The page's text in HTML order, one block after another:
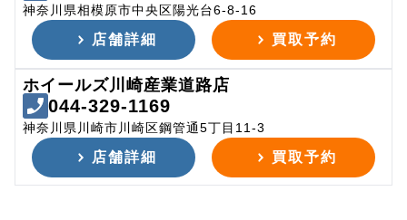
神奈川県相模原市中央区陽光台6-8-16
店舗詳細 買取予約
ホイールズ川崎産業道路店
044-329-1169
神奈川県川崎市川崎区鋼管通5丁目11-3
店舗詳細 買取予約